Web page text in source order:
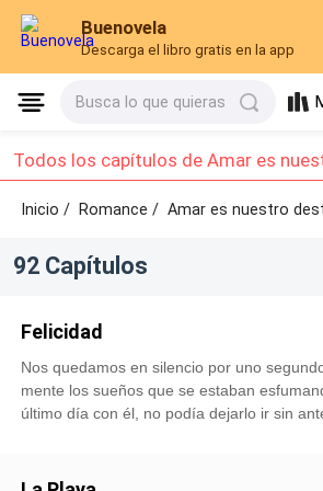
Buenovela
Descarga el libro gratis en la app
Busca lo que quieras
Inicio / Romance/Amar es nuestro
92 Capítulos
Felicidad
Nos quedamos en silencio por uno
mente los sueños que se estaban
último día con él, no podía dejarlo ir sin
piel. Cuando tuve el valor de hablar, mi
dices Celeste? __Lo reflejas en tu rostro,